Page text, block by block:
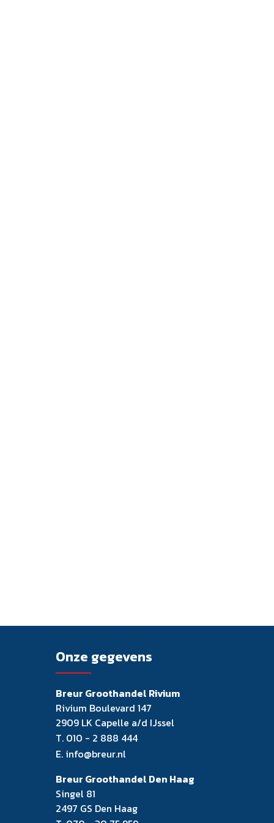
Onze gegevens
Breur Groothandel Rivium
Rivium Boulevard 147
2909 LK Capelle a/d IJssel
T. 010 - 2 888 444
E. info@breur.nl
Breur Groothandel Den Haag
Singel 81
2497 GS Den Haag